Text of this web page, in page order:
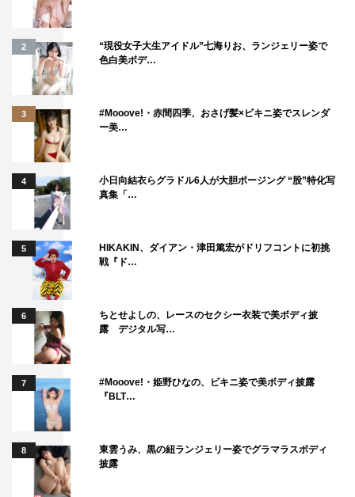
2
“現役女子大生アイドル”七海りお、ランジェリー姿で
色白美ボデ…
3
#Mooove!・赤間四季、おさげ髪×ビキニ姿でスレンダ
ー美…
4
小日向結衣らグラドル6人が大胆ポージング “股”特化写
真集「…
5
HIKAKIN、ダイアン・津田篤宏がドリフコントに初挑
戦『ド…
6
ちとせよしの、レースのセクシー衣装で美ボディ披
露 デジタル写…
7
#Mooove!・姫野ひなの、ビキニ姿で美ボディ披露
『BLT…
8
東雲うみ、黒の紐ランジェリー姿でグラマラスボディ
披露